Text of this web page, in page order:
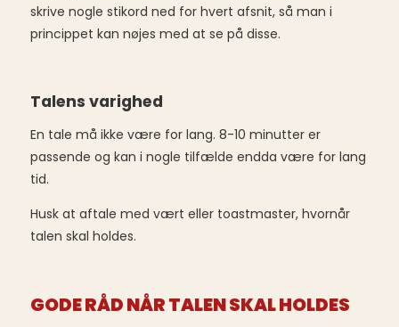
skrive nogle stikord ned for hvert afsnit, så man i
princippet kan nøjes med at se på disse.
Talens varighed
En tale må ikke være for lang. 8-10 minutter er
passende og kan i nogle tilfælde endda være for lang
tid.
Husk at aftale med vært eller toastmaster, hvornår
talen skal holdes.
GODE RÅD NÅR TALEN SKAL HOLDES